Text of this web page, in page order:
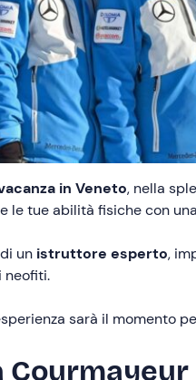
in Veneto, nella
le tue abilità fisiche con una
un istruttore esperto,
neofiti.
sarà il momento